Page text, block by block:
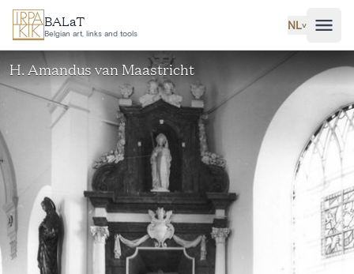
Ga naar hoofdinhoud
BALaT
Belgian art, links and tools
NL˅
H. Amandus van Maastricht